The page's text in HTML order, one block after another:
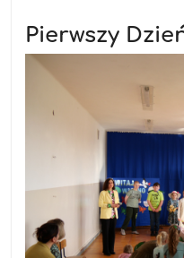
Pierwszy